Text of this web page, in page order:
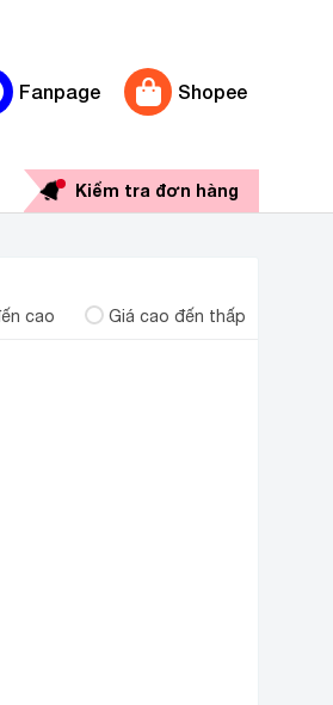
Fanpage Shopee
Kiểm tra đơn hàng
cao Giá cao đến thấp